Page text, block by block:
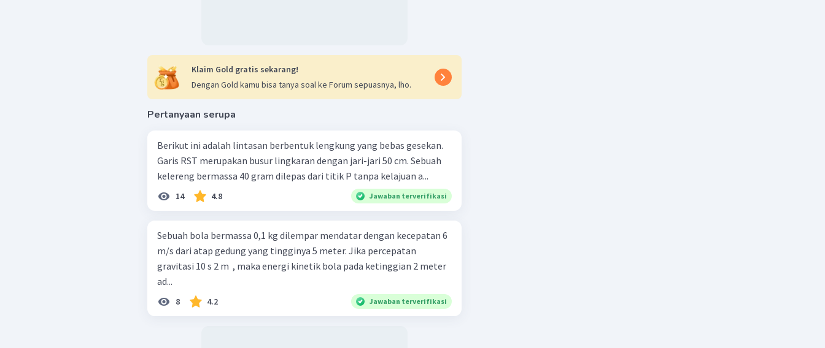
Klaim Gold gratis sekarang!
Dengan Gold kamu bisa tanya soal ke Forum sepuasnya, lho.
Pertanyaan serupa
Berikut ini adalah lintasan berbentuk lengkung yang bebas gesekan.
Garis RST merupakan busur lingkaran dengan jari-jari 50 cm. Sebuah
kelereng bermassa 40 gram dilepas dari titik P tanpa kelajuan a...
14 4.8 Jawaban terverifikasi
Sebuah bola bermassa 0,1 kg dilempar mendatar dengan kecepatan 6
m/s dari atap gedung yang tingginya 5 meter. Jika percepatan
gravitasi 10 s 2 m ​ , maka energi kinetik bola pada ketinggian 2 meter
ad...
8 4.2 Jawaban terverifikasi